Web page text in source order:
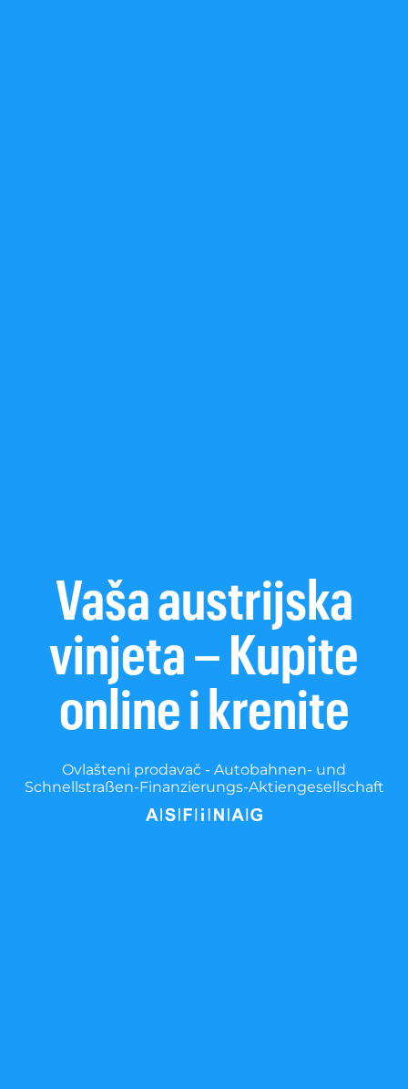
Vaša austrijska
vinjeta – Kupite
online i krenite
Ovlašteni prodavač - Autobahnen- und
Schnellstraßen-Finanzierungs-Aktiengesellschaft